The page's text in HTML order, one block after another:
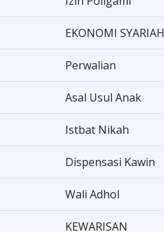
EKONOMI SYARIAH
Perwalian
Asal Usul Anak
Istbat Nikah
Dispensasi Kawin
Wali Adhol
KEWARISAN